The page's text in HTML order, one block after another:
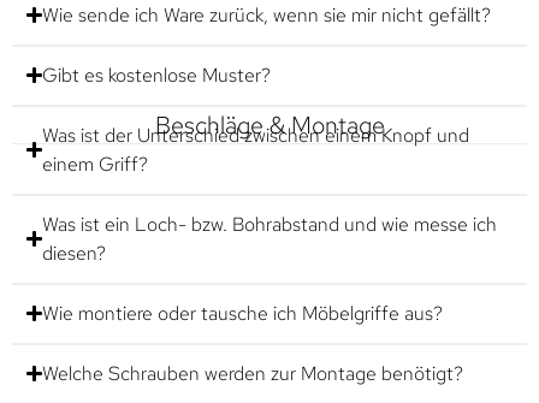
Wie sende ich Ware zurück, wenn sie mir nicht gefällt?
Gibt es kostenlose Muster?
Beschläge & Montage
Was ist der Unterschied zwischen einem Knopf und
einem Griff?
Was ist ein Loch- bzw. Bohrabstand und wie messe ich
diesen?
Wie montiere oder tausche ich Möbelgriffe aus?
Welche Schrauben werden zur Montage benötigt?